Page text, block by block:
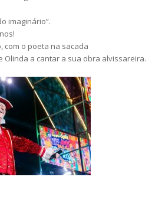
imaginário”.
com o poeta na sacada
Olinda a cantar a sua obra alvissareira.